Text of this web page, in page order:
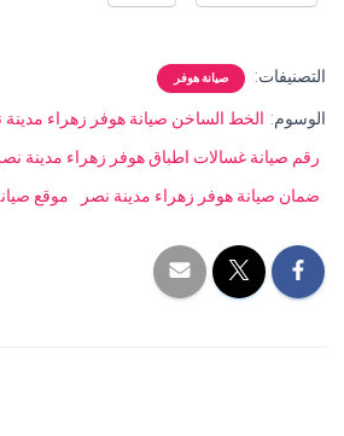
التصنيفات: صيانة هوفر
الوسوم: الخط الساخن صيانة هوفر زهراء مدينة
رقم صيانة غسالات اطباق هوفر زهراء مدينة
ضمان صيانة هوفر زهراء مدينة نصر
موقع